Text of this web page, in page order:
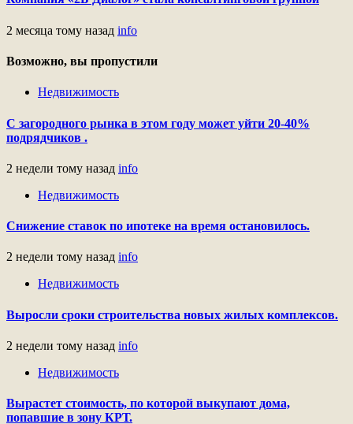
2 месяца тому назад info
Возможно, вы пропустили
Недвижимость
С загородного рынка в этом году может уйти 20-40%
подрядчиков .
2 недели тому назад info
Недвижимость
Снижение ставок по ипотеке на время остановилось.
2 недели тому назад info
Недвижимость
Выросли сроки строительства новых жилых комплексов.
2 недели тому назад info
Недвижимость
Вырастет стоимость, по которой выкупают дома,
попавшие в зону КРТ.